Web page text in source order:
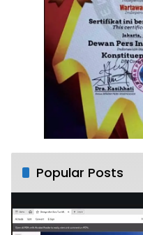
Popular Posts